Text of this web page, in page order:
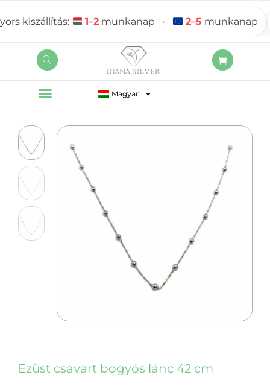
Magyar
kiszállítás: 1–2 munkanap • 2–5munkanap
Ezüst csavart bogyós lánc 42 cm